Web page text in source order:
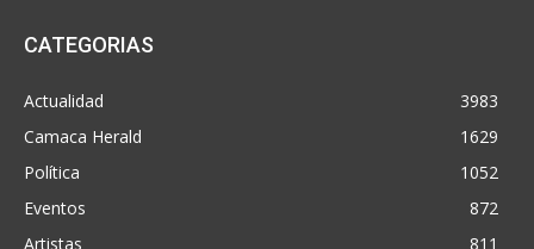
CATEGORIAS
Actualidad
3983
Camaca Herald
1629
Política
1052
Eventos
872
Artistas
811